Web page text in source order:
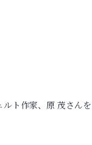
ト作家、原 茂さん